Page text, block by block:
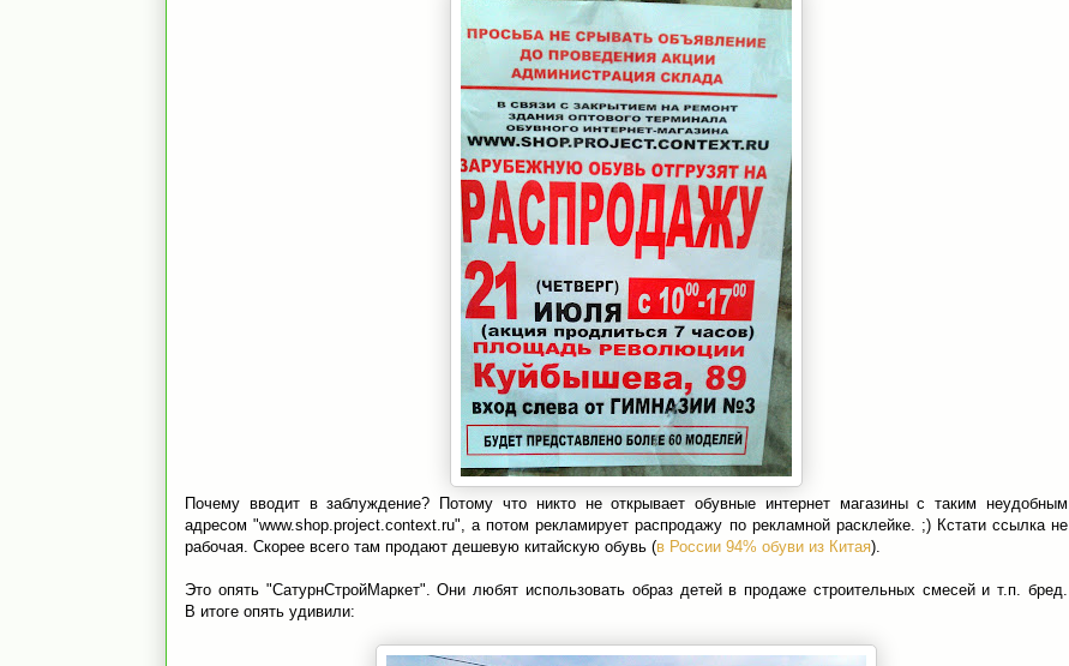
Почему вводит в заблуждение? Потому что никто не открывает обувные интернет магазины с таким неудобным
адресом "www.shop.project.context.ru", а потом рекламирует распродажу по рекламной расклейке. ;) Кстати ссылка не
рабочая. Скорее всего там продают дешевую китайскую обувь (в России 94% обуви из Китая).
Это опять "СатурнСтройМаркет". Они любят использовать образ детей в продаже строительных смесей и т.п. бред.
В итоге опять удивили: